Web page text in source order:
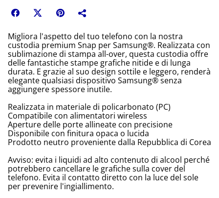
Migliora l'aspetto del tuo telefono con la nostra
custodia premium Snap per Samsung®. Realizzata con
sublimazione di stampa all-over, questa custodia offre
delle fantastiche stampe grafiche nitide e di lunga
durata. E grazie al suo design sottile e leggero, renderà
elegante qualsiasi dispositivo Samsung® senza
aggiungere spessore inutile.
Realizzata in materiale di policarbonato (PC)
Compatibile con alimentatori wireless
Aperture delle porte allineate con precisione
Disponibile con finitura opaca o lucida
Prodotto neutro proveniente dalla Repubblica di Corea
Avviso: evita i liquidi ad alto contenuto di alcool perché
potrebbero cancellare le grafiche sulla cover del
telefono. Evita il contatto diretto con la luce del sole
per prevenire l'ingiallimento.